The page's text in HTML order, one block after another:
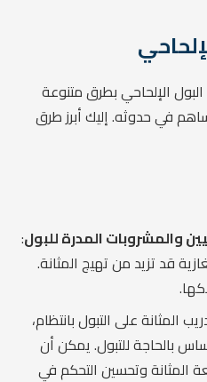
الإلحاحي بطرق متنوعة
في حدوثه. إليك أبرز طرق
والمشروبات المدرة للبول:
قد تزيد من تهيج المثانة.
المثانة على التبول بانتظام،
بالحاجة للتبول. يمكن أن
المثانة وتحسين التحكم في